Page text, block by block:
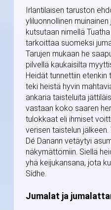
Irlantilaisen taruston
yliluonnollinen
kutsutaan nimellä
tarkoittaa suomeksi
Tarujen mukaan he
pilvellä kaukaisilta
Heidät tunnettiin etenkin
teki heistä hyvin
ankaria taisteluita
vastaan koko saaren
tulokkaat eli ihmiset
verisen taistelun
Dé Danann vetäytyi
näkymättömiin. Siellä
yhä keijukansana, jota
Sídhe.
Jumalat ja